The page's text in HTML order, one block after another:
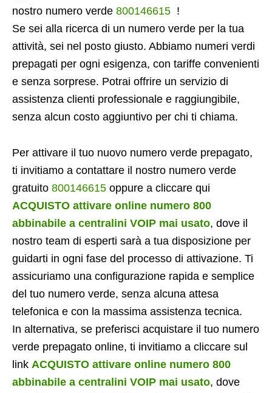
nostro numero verde 800146615 !
Se sei alla ricerca di un numero verde per la tua
attività, sei nel posto giusto. Abbiamo numeri verdi
prepagati per ogni esigenza, con tariffe convenienti
e senza sorprese. Potrai offrire un servizio di
assistenza clienti professionale e raggiungibile,
senza alcun costo aggiuntivo per chi ti chiama.
Per attivare il tuo nuovo numero verde prepagato,
ti invitiamo a contattare il nostro numero verde
gratuito 800146615 oppure a cliccare qui
ACQUISTO attivare online numero 800
abbinabile a centralini VOIP mai usato, dove il
nostro team di esperti sarà a tua disposizione per
guidarti in ogni fase del processo di attivazione. Ti
assicuriamo una configurazione rapida e semplice
del tuo numero verde, senza alcuna attesa
telefonica e con la massima assistenza tecnica.
In alternativa, se preferisci acquistare il tuo numero
verde prepagato online, ti invitiamo a cliccare sul
link ACQUISTO attivare online numero 800
abbinabile a centralini VOIP mai usato, dove